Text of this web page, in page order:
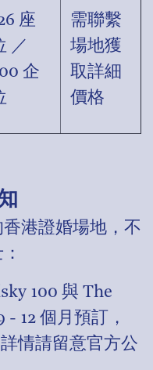
座
／
企
需聯繫
場地獲
取詳細
價格
港證婚場地，不
100 與 The
12 個月預訂，
情請留意官方公